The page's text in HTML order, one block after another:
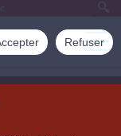
Refuser